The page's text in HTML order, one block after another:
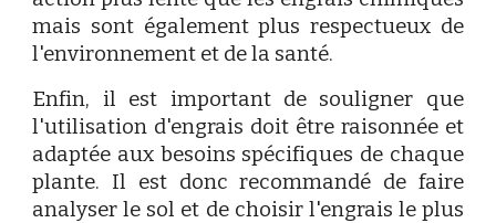
mais sont également plus respectueux de
l'environnement et de la santé.
Enfin, il est important de souligner que
l'utilisation d'engrais doit être raisonnée et
adaptée aux besoins spécifiques de chaque
plante. Il est donc recommandé de faire
analyser le sol et de choisir l'engrais le plus